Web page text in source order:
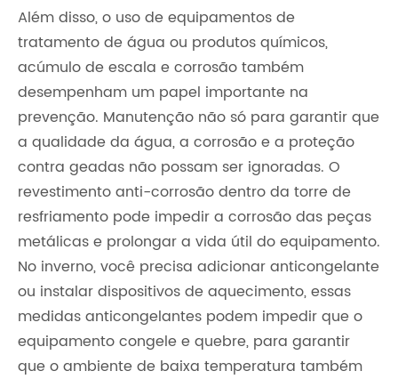
Além disso, o uso de equipamentos de
tratamento de água ou produtos químicos,
acúmulo de escala e corrosão também
desempenham um papel importante na
prevenção. Manutenção não só para garantir que
a qualidade da água, a corrosão e a proteção
contra geadas não possam ser ignoradas. O
revestimento anti-corrosão dentro da torre de
resfriamento pode impedir a corrosão das peças
metálicas e prolongar a vida útil do equipamento.
No inverno, você precisa adicionar anticongelante
ou instalar dispositivos de aquecimento, essas
medidas anticongelantes podem impedir que o
equipamento congele e quebre, para garantir
que o ambiente de baixa temperatura também